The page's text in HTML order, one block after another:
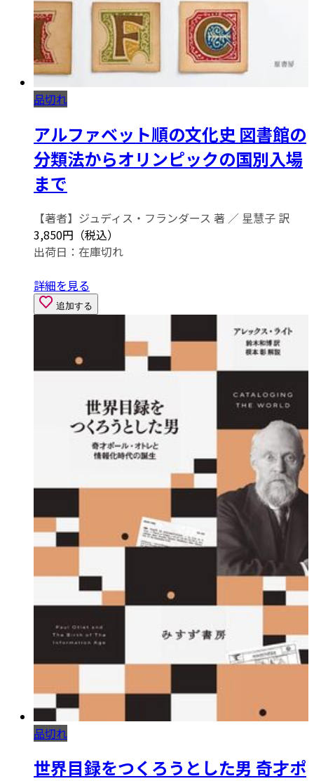
品切れ
アルファベット順の文化史 図書館の
分類法からオリンピックの国別入場
まで
【著者】ジュディス・フランダース 著 ／ 星慧子 訳
3,850円（税込）
出荷日： 在庫切れ
詳細を見る
追加する
品切れ
世界目録をつくろうとした男 奇才ポ